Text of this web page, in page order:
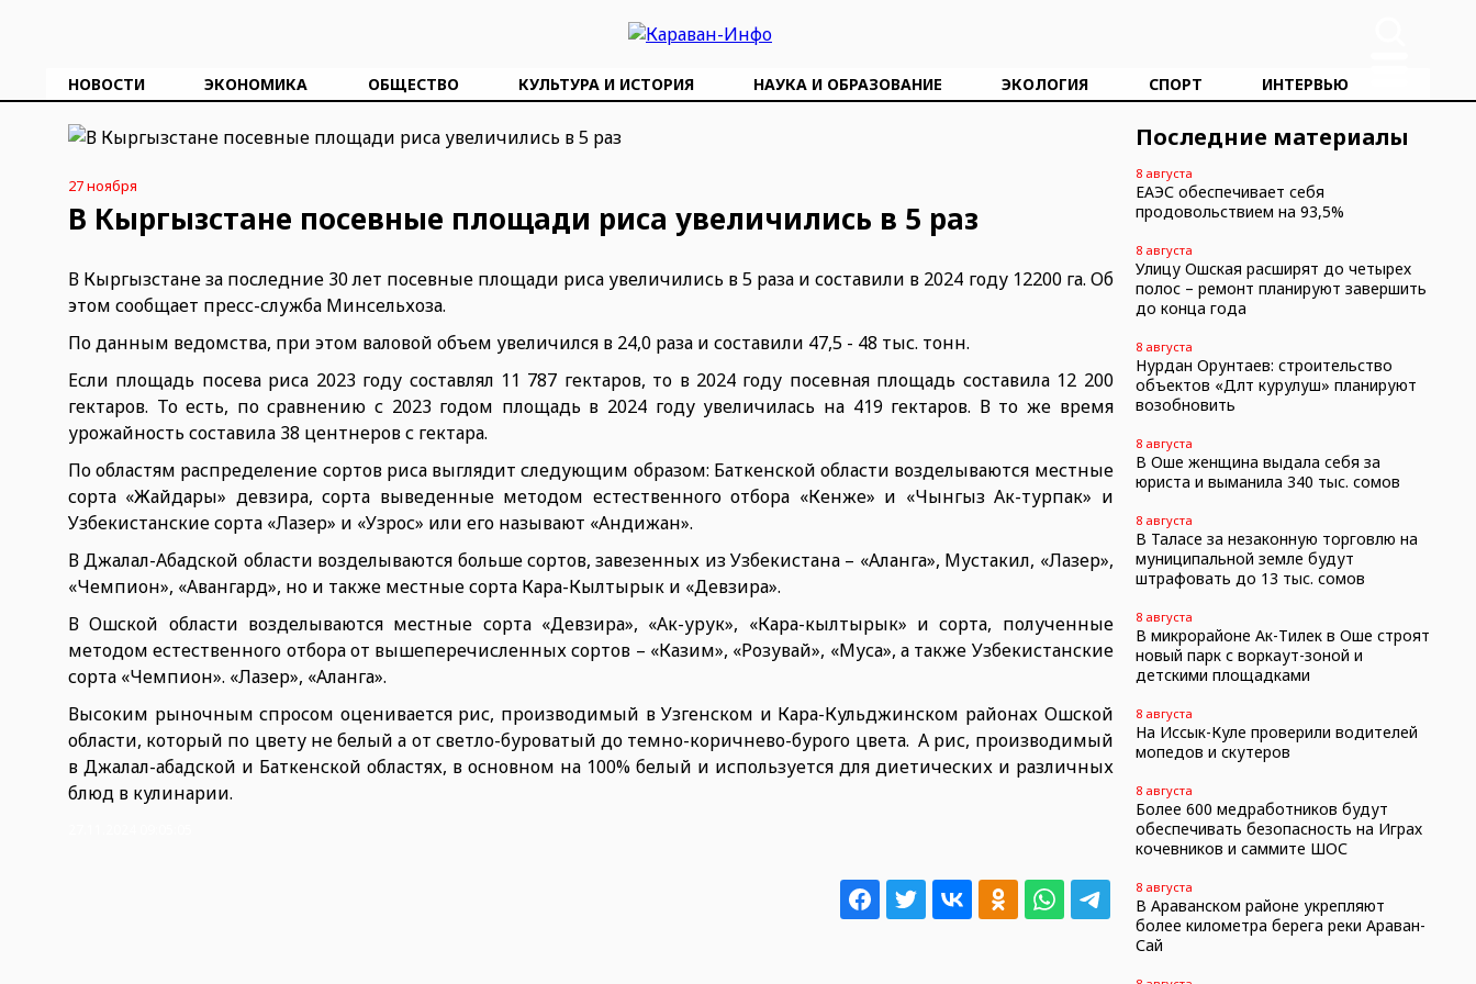
НОВОСТИ ЭКОНОМИКА ОБЩЕСТВО КУЛЬТУРА И ИСТОРИЯ НАУКА И ОБРАЗОВАНИЕ ЭКОЛОГИЯ СПОРТ ИНТЕРВЬЮ
27 ноября
В Кыргызстане посевные площади риса увеличились в 5 раз
В Кыргызстане за последние 30 лет посевные площади риса увеличились в 5 раза и составили в 2024 году 12200 га. Об
этом сообщает пресс-служба Минсельхоза.
По данным ведомства, при этом валовой объем увеличился в 24,0 раза и составили 47,5 - 48 тыс. тонн.
Если площадь посева риса 2023 году составлял 11 787 гектаров, то в 2024 году посевная площадь составила 12 200
гектаров. То есть, по сравнению с 2023 годом площадь в 2024 году увеличилась на 419 гектаров. В то же время
урожайность составила 38 центнеров с гектара.
По областям распределение сортов риса выглядит следующим образом: Баткенской области возделываются местные
сорта «Жайдары» девзира, сорта выведенные методом естественного отбора «Кенже» и «Чынгыз Ак-турпак» и
Узбекистанские сорта «Лазер» и «Узрос» или его называют «Андижан».
В Джалал-Абадской области возделываются больше сортов, завезенных из Узбекистана – «Аланга», Мустакил, «Лазер»,
«Чемпион», «Авангард», но и также местные сорта Кара-Кылтырык и «Девзира».
В Ошской области возделываются местные сорта «Девзира», «Ак-урук», «Кара-кылтырык» и сорта, полученные
методом естественного отбора от вышеперечисленных сортов – «Казим», «Розувай», «Муса», а также Узбекистанские
сорта «Чемпион». «Лазер», «Аланга».
Высоким рыночным спросом оценивается рис, производимый в Узгенском и Кара-Кульджинском районах Ошской
области, который по цвету не белый а от светло-буроватый до темно-коричнево-бурого цвета. А рис, производимый
в Джалал-абадской и Баткенской областях, в основном на 100% белый и используется для диетических и различных
блюд в кулинарии.
Последние материалы
8 августа
ЕАЭС обеспечивает себя
продовольствием на 93,5%
8 августа
Улицу Ошская расширят до четырех
полос – ремонт планируют завершить
до конца года
8 августа
Нурдан Орунтаев: строительство
объектов «Дөөлөт курулуш» планируют
возобновить
8 августа
В Оше женщина выдала себя за
юриста и выманила 340 тыс. сомов
8 августа
В Таласе за незаконную торговлю на
муниципальной земле будут
штрафовать до 13 тыс. сомов
8 августа
В микрорайоне Ак-Тилек в Оше строят
новый парк с воркаут-зоной и
детскими площадками
8 августа
На Иссык-Куле проверили водителей
мопедов и скутеров
8 августа
Более 600 медработников будут
обеспечивать безопасность на Играх
кочевников и саммите ШОС
8 августа
В Араванском районе укрепляют
более километра берега реки Араван-
Сай